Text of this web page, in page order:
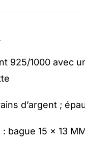
925/1000 avec
d’argent ;
bague 15 x 13